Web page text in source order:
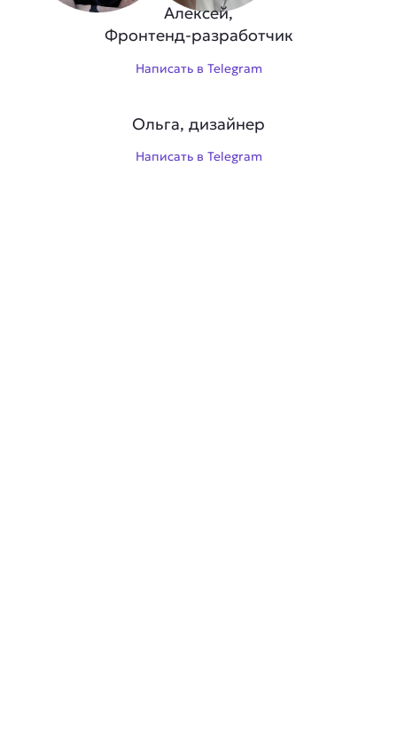
Алексей,
Фронтенд-разработчик
Написать в Telegram
Ольга, дизайнер
Написать в Telegram